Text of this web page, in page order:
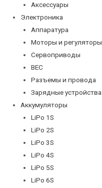
Аксессуары
Электроника
Аппаратура
Моторы и регуляторы
Сервоприводы
BEC
Разъемы и провода
Зарядные устройства
Аккумуляторы
LiPo 1S
LiPo 2S
LiPo 3S
LiPo 4S
LiPo 5S
LiPo 6S